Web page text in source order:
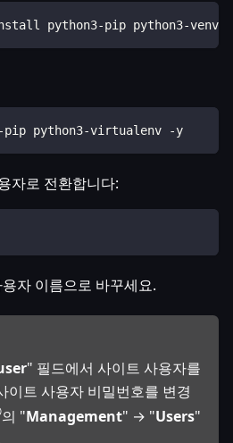
python3-pip python3-venv
pip python3-virtualenv -y
자로 전환합니다:
자 이름으로 바꾸세요.
" 필드에서 사이트 사용자를
이트 사용자 비밀번호를 변경
의 "Management" → "Users"